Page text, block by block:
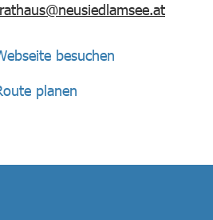
rathaus@neusiedlamsee.at
besuchen
planen